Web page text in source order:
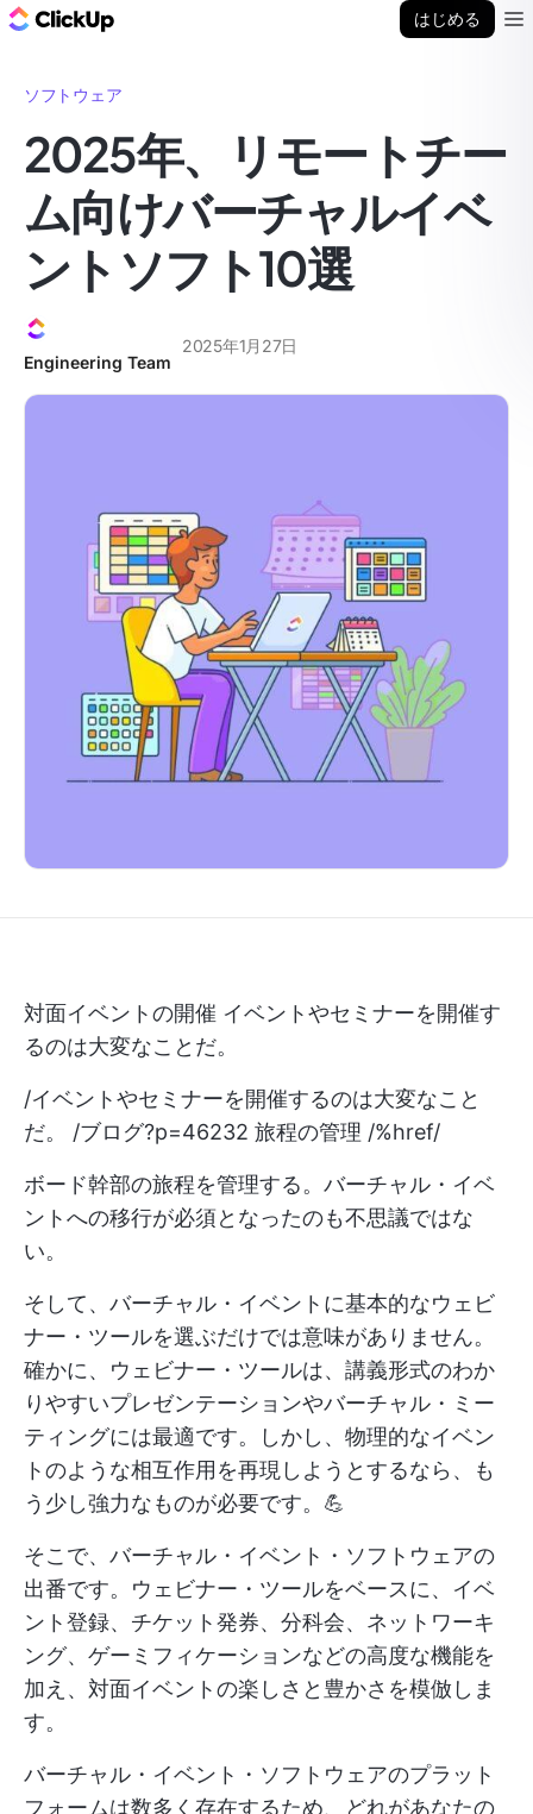
はじめる
ソフトウェア
2025年、リモートチー
ム向けバーチャルイベ
ントソフト10選
Engineering Team
2025年1月27日
対面イベントの開催 イベントやセミナーを開催す
るのは大変なことだ。
/イベントやセミナーを開催するのは大変なこと
だ。 /ブログ?p=46232 旅程の管理 /%href/
ボード幹部の旅程を管理する。バーチャル・イベ
ントへの移行が必須となったのも不思議ではな
い。
そして、バーチャル・イベントに基本的なウェビ
ナー・ツールを選ぶだけでは意味がありません。
確かに、ウェビナー・ツールは、講義形式のわか
りやすいプレゼンテーションやバーチャル・ミー
ティングには最適です。しかし、物理的なイベン
トのような相互作用を再現しようとするなら、も
う少し強力なものが必要です。💪
そこで、バーチャル・イベント・ソフトウェアの
出番です。ウェビナー・ツールをベースに、イベ
ント登録、チケット発券、分科会、ネットワーキ
ング、ゲーミフィケーションなどの高度な機能を
加え、対面イベントの楽しさと豊かさを模倣しま
す。
バーチャル・イベント・ソフトウェアのプラット
フォームは数多く存在するため、どれがあなたの